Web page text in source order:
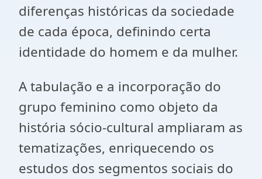
diferenças históricas da sociedade
de cada época, definindo certa
identidade do homem e da mulher.
A tabulação e a incorporação do
grupo feminino como objeto da
história sócio-cultural ampliaram as
tematizações, enriquecendo os
estudos dos segmentos sociais do